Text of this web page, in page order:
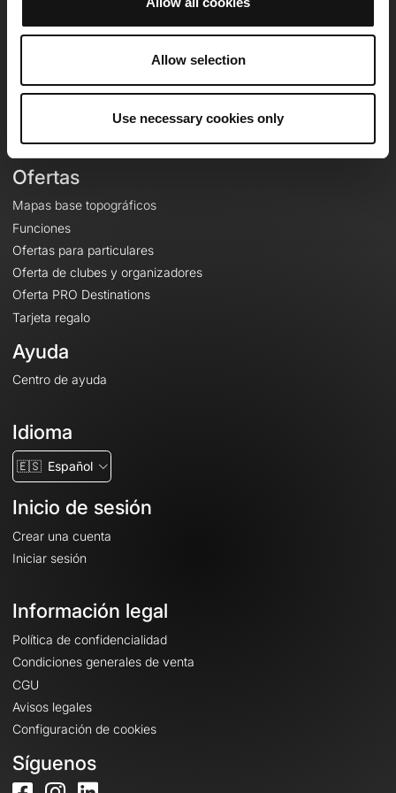
Allow selection
Use necessary cookies only
OpenRunner
A proposito
Le Mag'
Ofertas
Mapas base topográficos
Funciones
Ofertas para particulares
Oferta de clubes y organizadores
Oferta PRO Destinations
Tarjeta regalo
Ayuda
Centro de ayuda
Idioma
🇪🇸 Español
Inicio de sesión
Crear una cuenta
Iniciar sesión
Información legal
Política de confidencialidad
Condiciones generales de venta
CGU
Avisos legales
Configuración de cookies
Síguenos